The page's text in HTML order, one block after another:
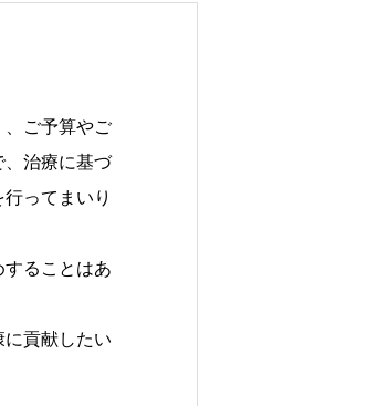
、ご予算やご
治療に基づ
ってまいり
ることはあ
貢献したい